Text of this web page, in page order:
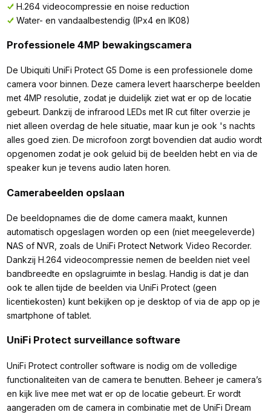
H.264 videocompressie en noise reduction
Water- en vandaalbestendig (IPx4 en IK08)
Professionele 4MP bewakingscamera
De Ubiquiti UniFi Protect G5 Dome is een professionele dome
camera voor binnen. Deze camera levert haarscherpe beelden
met 4MP resolutie, zodat je duidelijk ziet wat er op de locatie
gebeurt. Dankzij de infrarood LEDs met IR cut filter overzie je
niet alleen overdag de hele situatie, maar kun je ook 's nachts
alles goed zien. De microfoon zorgt bovendien dat audio wordt
opgenomen zodat je ook geluid bij de beelden hebt en via de
speaker kun je tevens audio laten horen.
Camerabeelden opslaan
De beeldopnames die de dome camera maakt, kunnen
automatisch opgeslagen worden op een (niet meegeleverde)
NAS of NVR, zoals de UniFi Protect Network Video Recorder.
Dankzij H.264 videocompressie nemen de beelden niet veel
bandbreedte en opslagruimte in beslag. Handig is dat je dan
ook te allen tijde de beelden via UniFi Protect (geen
licentiekosten) kunt bekijken op je desktop of via de app op je
smartphone of tablet.
UniFi Protect surveillance software
UniFi Protect controller software is nodig om de volledige
functionaliteiten van de camera te benutten. Beheer je camera’s
en kijk live mee met wat er op de locatie gebeurt. Er wordt
aangeraden om de camera in combinatie met de UniFi Dream